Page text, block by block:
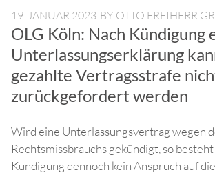
19. JANUAR 2023 BY OTTO FREIHERR
OLG Köln: Nach Kündigung
Unterlassungserklärung
gezahlte Vertragsstrafe
zurückgefordert werden
Wird eine Unterlassungsvertrag wegen
Rechtsmissbrauchs gekündigt, so
Kündigung dennoch kein Anspruch auf